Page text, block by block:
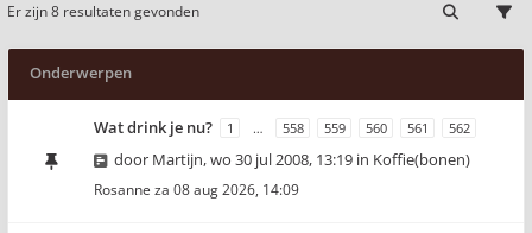
Er zijn 8 resultaten gevonden
Onderwerpen
Wat drink je nu? 1 … 558 559 560 561 562
door Martijn,wo 30 jul 2008, 13:19 in Koffie(bonen)
Rosanne za 08 aug 2026, 14:09